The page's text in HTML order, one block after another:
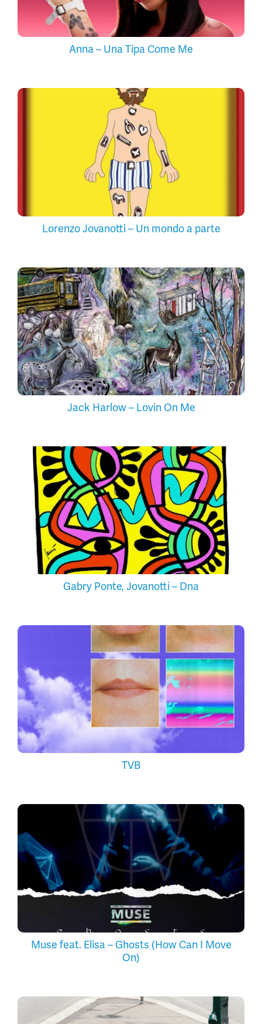
Anna – Una Tipa Come Me
Lorenzo Jovanotti – Un mondo a parte
Jack Harlow – Lovin On Me
Gabry Ponte, Jovanotti – Dna
TVB
Muse feat. Elisa – Ghosts (How Can I Move
On)